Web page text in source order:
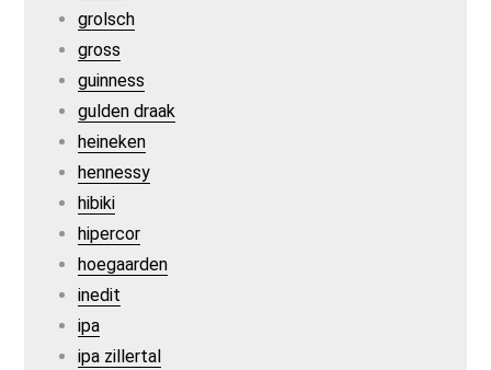
grolsch
gross
guinness
gulden draak
heineken
hennessy
hibiki
hipercor
hoegaarden
inedit
ipa
ipa zillertal